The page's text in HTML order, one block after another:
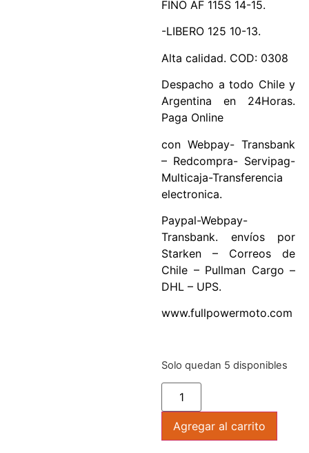
FINO AF 115S 14-15.
-LIBERO 125 10-13.
Alta calidad. COD: 0308
Despacho a todo Chile y
Argentina en 24Horas.
Paga Online
con Webpay- Transbank
– Redcompra- Servipag-
Multicaja-Transferencia
electronica.
Paypal-Webpay-
Transbank. envíos por
Starken – Correos de
Chile – Pullman Cargo –
DHL – UPS.
www.fullpowermoto.com
Solo quedan 5 disponibles
Agregar al carrito